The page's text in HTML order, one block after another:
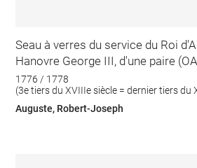
Seau à verres du service du Roi
Hanovre George III, d'une paire
1776 / 1778
(3e tiers du XVIIIe siècle = dernier tiers du
Auguste, Robert-Joseph